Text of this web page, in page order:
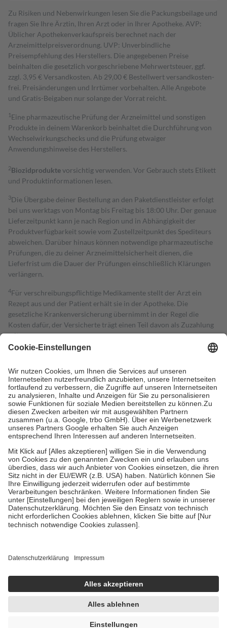
Zu Risiken und Nebenwirkungen lesen Sie die Packungsbeilage und
fragen Sie Ihre Ärztin, Ihren Arzt oder in Ihrer Apotheke. AVP:
Üblicher Apothekenverkaufspreis berechnet nach der
Arzneimittelpreisverordnung. UVP: Unverbindliche
Preisempfehlung des Herstellers. Die angegebenen Preise
beinhalten die gesetzlich vorgeschriebene Mehrwertsteuer, ggf.
zzgl. 3,95 € Versandkosten. Ab 29,00 € Bestell­wert versand­kosten­
frei. Preisänderungen und Irrtümer vorbehalten. Alle Angebote
und Gratis-Beigaben nur solange der Vorrat reicht.
1 Eine pharmazeutische Prüfung der Arzneimittel und sonstigen
Produkte in deinem Warenkorb beinhaltet die Durchführung von
Wechselwirkungschecks und die Prüfung etwaiger
Anwendungshinweise des Herstellers.
2Biozidproduktevorsichtig verwenden. Vor Gebrauch stets Etikett
und Produktinformationen lesen.
3Die Übergabe deiner Bestellung an den Paketdienstleister erfolgt
bei uns werktags von Montag bis Freitag bis 18:00 Uhr. Der genaue
Lieferzeitpunkt kann je nach Region und in Abhängigkeit der
Produktverfügbarkeit sowie vom Zustellzeitpunkt des Spediteurs
abweichen. Darüber hinaus können notwendige pharmazeutische
Prüfungen, die zu deiner Arzneimittelsicherheit dienen, die
Lieferfrist um die Dauer der Prüfungen einschließlich Klärungen
verlängern.
4Für verschreibungspflichtige Medikamente stellt der Arzt ein
Rezept aus und der Patient erhält sie in der Apotheke. Die
gesetzliche Krankenversicherung übernimmt in der Regel die
Kosten dafür, der Versicherte trägt einen Teil davon als Zuzahlung
mit.
Grundsätzlich leisten Mitglieder Zuzahlungen in Höhe von zehn
höchstens zehn Euro.
Es sind jedoch nie mehr als die tatsächlichen
Kosten der Leistung zu entrichten.
Diese Regeln gelten grundsätzlich auch für Online-Apotheken.
Bei Heilmitteln und häuslicher Krankenpflege beträgt die
Zuzahlung zehn Prozent der Kosten sowie zehn Euro je
Verordnung.
Um das Engagement der Versicherten für ihre eigene Gesundheit zu
stärken und die besondere Stellung der Familie zu unterstützen,
fallenkeine Zuzahlungenan bei:
• Kindern und Jugendlichen bis zum vollendeten 18. Lebensjahr
mit Ausnahme der Fahrkosten
• Untersuchungen zur Vorsorge und Früherkennung, die von der
GKV getragen werden
• empfohlenen Schutzimpfungen
• Harn- und Blutteststreifen
getroffen, um sicherzustellen, dass es sich um echte Bewertungen
https://help.etrusted.com/hc/de/articles/4419944605341
Einige Bilder und Inhalte wurden unter Zuhilfenahme künstlicher